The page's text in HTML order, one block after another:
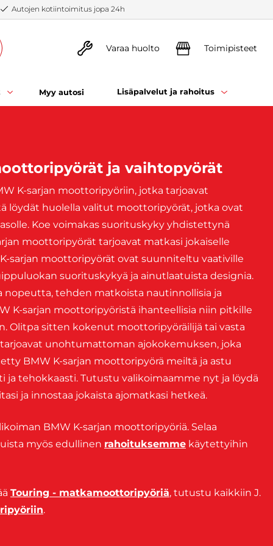
Autojen kotiintoimitus jopa 24h
Varaa huolto Toimipisteet
Myy autosi Lisäpalvelut ja rahoitus
ja vaihtopyörät
K-sarjan moottoripyöriin, jotka tarjoavat
löydät huolella valitut moottoripyörät, jotka ovat
Koe voimakas suorituskyky yhdistettynä
moottoripyörät tarjoavat matkasi jokaiselle
sarjan moottoripyörät ovat suunniteltu vaativille
suorituskykyä ja ainutlaatuista designia.
nopeutta, tehden matkoista nautinnollisia ja
K-sarjan moottoripyöristä ihanteellisia niin pitkille
Olitpa sitten kokenut moottoripyöräilijä tai vasta
unohtumattoman ajokokemuksen, joka
BMW K-sarjan moottoripyörä meiltä ja astu
ja tehokkaasti. Tutustu valikoimaamme nyt ja löydä
ja innostaa jokaista ajomatkasi hetkeä.
BMW K-sarjan moottoripyöriä. Selaa
myös edullinen rahoituksemme käytettyihin
Touring - matkamoottoripyöriä, tutustu kaikkiin J.
.